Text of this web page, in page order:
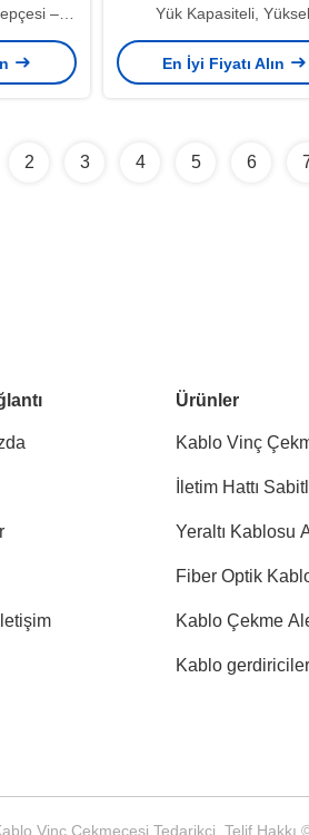
–
Yük Kapasiteli,
Mukavemetli Çelikten 3T
Hizmet Kablo Kelepçesi
En İyi Fiyatı Alın
2 3 4 5 6
Ürünler
Kablo Vinç
İletim Hattı
Yeraltı Kablosu
Fiber Optik
Kablo Çekme
Kablo
Vinç Çekmecesi Tedarikçi. Telif